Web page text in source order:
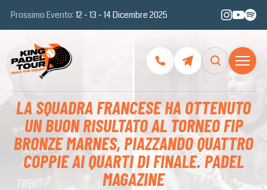
Prossimo Evento: 12 - 13 - 14 Dicembre 2025
LA SQUADRA FRANCESE HA OTTENUTO
UN BUON RISULTATO AL TORNEO FIP
BRONZE MARNES, PIAZZANDO QUATTRO
COPPIE AI QUARTI DI FINALE. PADEL
MAGAZINE